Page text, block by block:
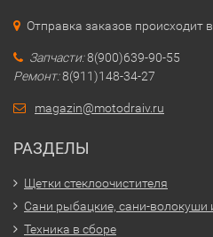
Отправка заказов происходит
Запчасти:8(900)639-90-55
Ремонт:8(911)148-34-27
magazin@motodraiv.ru
РАЗДЕЛЫ
Щетки стеклоочистителя
Сани рыбацкие, сани-волокуши
Техника в сборе